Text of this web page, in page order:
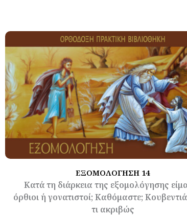
ΕΞΟΜΟΛΟΓΗΣΗ 14
Κατά τη διάρκεια της εξομολόγησης
όρθιοι ή γονατιστοί; Καθόμαστε;
τι ακριβώς